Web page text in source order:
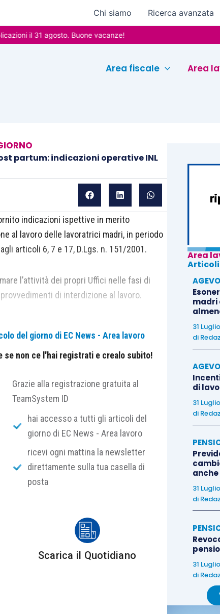
Chi siamo Ricerca avanzata
il 31 agosto. Buone vacanze!
Area fiscale Area
partum: indicazioni operative INL
indicazioni ispettive in merito
al lavoro delle lavoratrici madri, in periodo
articoli 6, 7 e 17, D.Lgs. n. 151/2001.
l’attività dei propri Uffici nelle fasi di
di interdizione al lavoro.
del giorno di EC News - Area lavoro
se non ce l'hai registrati e crealo subito!
Grazie alla registrazione gratuita al
TeamSystem ID
hai accesso a tutti gli articoli del
giorno di EC News - Area lavoro
ricevi ogni mattina la newsletter
direttamente sulla tua casella di
posta
Scarica il Quotidiano
Area
madri
31
di
di
31
di
anche
31
di
31
di